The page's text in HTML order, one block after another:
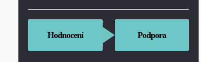
Hodnocení Podpora